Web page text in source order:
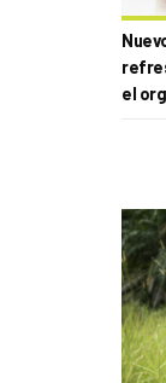
el